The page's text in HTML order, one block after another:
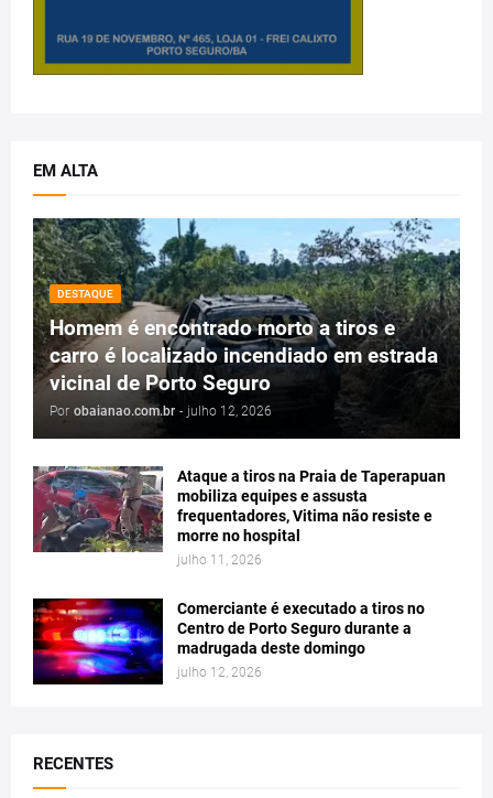
EM ALTA
DESTAQUE
Homem é encontrado morto a tiros e
carro é localizado incendiado em estrada
vicinal de Porto Seguro
Por obaianao.com.br - julho 12, 2026
Ataque a tiros na Praia de Taperapuan
mobiliza equipes e assusta
frequentadores, Vitima não resiste e
morre no hospital
julho 11, 2026
Comerciante é executado a tiros no
Centro de Porto Seguro durante a
madrugada deste domingo
julho 12, 2026
RECENTES